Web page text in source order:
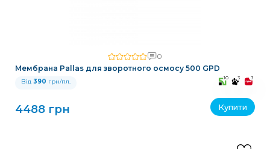
0
Мембрана Pallas для зворотного осмосу 500 GPD
Від 390 грн/пл. 10 3 3
4488 грн Купити